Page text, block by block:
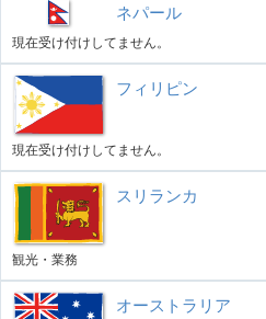
ネパール
現在受け付けしてません。
フィリピン
現在受け付けしてません。
スリランカ
観光・業務
オーストラリア